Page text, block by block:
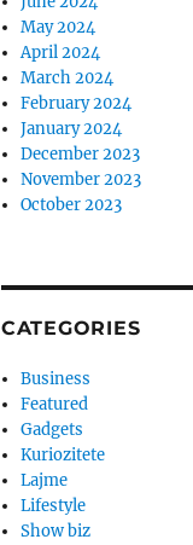
May 2024
April 2024
March 2024
February 2024
January 2024
December 2023
November 2023
October 2023
CATEGORIES
Business
Featured
Gadgets
Kuriozitete
Lajme
Lifestyle
Show biz